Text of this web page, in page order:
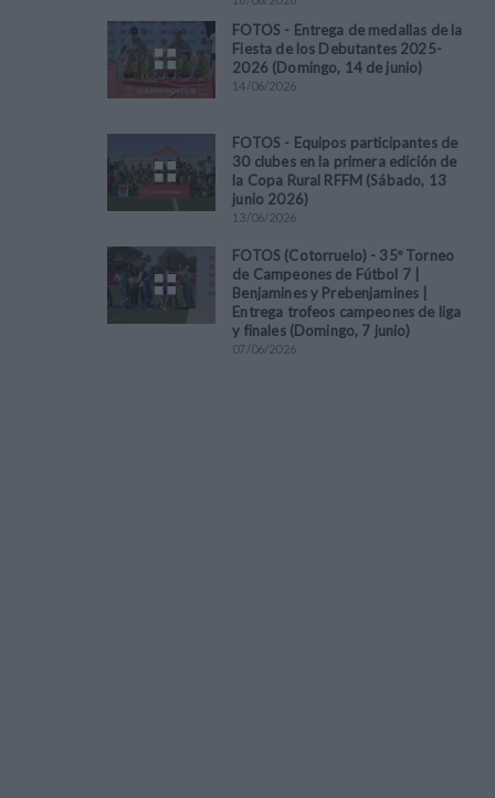
FOTOS - Entrega de medallas de la
Fiesta de los Debutantes 2025-
2026 (Domingo, 14 de junio)
14/06/2026
FOTOS - Equipos participantes de
30 clubes en la primera edición de
la Copa Rural RFFM (Sábado, 13
junio 2026)
13/06/2026
FOTOS (Cotorruelo) - 35º Torneo
de Campeones de Fútbol 7 |
Benjamines y Prebenjamines |
Entrega trofeos campeones de liga
y finales (Domingo, 7 junio)
07/06/2026